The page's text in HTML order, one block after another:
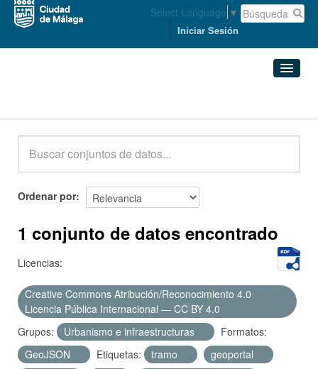
Select Language ▼
Iniciar Sesión
Acerca de
Ordenar por
1 conjunto de datos encontrado
Licencias:
Creative Commons Atribución/Reconocimiento 4.0
Licencia Pública Internacional — CC BY 4.0
Grupos:
Urbanismo e infraestructuras
Formatos:
GeoJSON
Etiquetas: tramo
geoportal